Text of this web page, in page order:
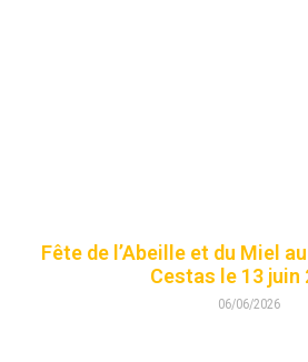
Fête de l’Abeille et du Miel
Cestas le 13 juin
06/06/2026